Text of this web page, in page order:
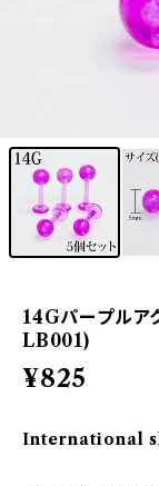
14Gパープルア
LB001)
¥825
International